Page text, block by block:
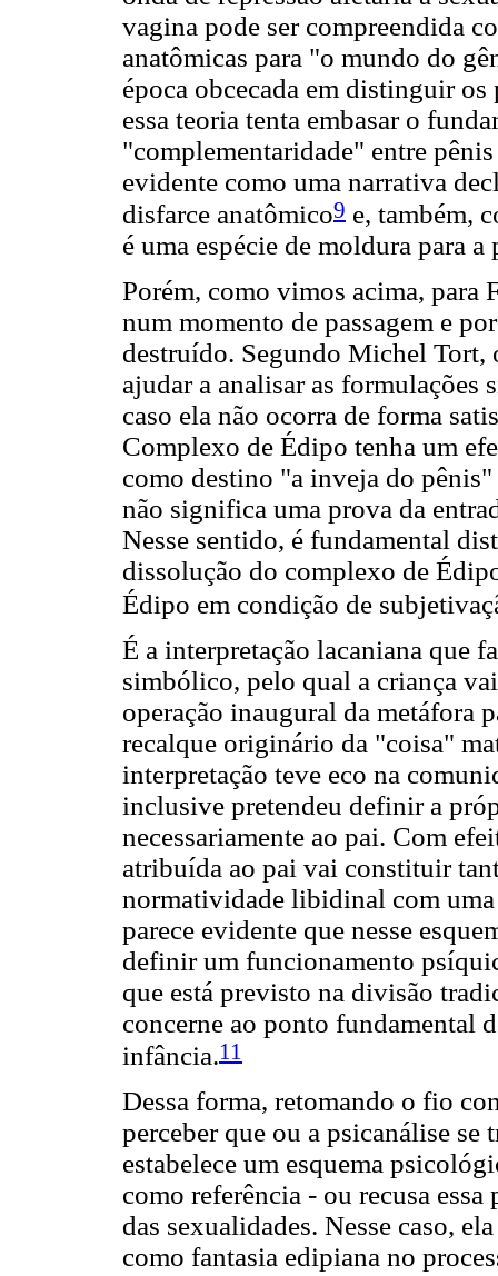
vagina pode ser compreendida
anatômicas para "o mundo do
época obcecada em distinguir
essa teoria tenta embasar o
"complementaridade" entre
evidente como uma narrativa
disfarce anatômico9 e, também,
é uma espécie de moldura para
Porém, como vimos acima, para
num momento de passagem e
destruído. Segundo Michel
ajudar a analisar as formulações
caso ela não ocorra de forma
Complexo de Édipo tenha um
como destino "a inveja do
não significa uma prova da
Nesse sentido, é fundamental
dissolução do complexo de
Édipo em condição de
É a interpretação lacaniana que
simbólico, pelo qual a criança
operação inaugural da metáfora
recalque originário da "coisa"
interpretação teve eco na
inclusive pretendeu definir a
necessariamente ao pai. Com
atribuída ao pai vai constituir
normatividade libidinal com
parece evidente que nesse
definir um funcionamento
que está previsto na divisão
concerne ao ponto fundamental
infância.11
Dessa forma, retomando o fio
perceber que ou a psicanálise
estabelece um esquema
como referência - ou recusa
das sexualidades. Nesse caso,
como fantasia edipiana no